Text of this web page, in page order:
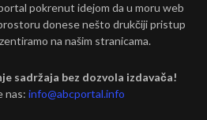
pokrenut idejom da u moru web
donese nešto drukčiji pristup
na našim stranicama.
sadržaja bez dozvola izdavača!
nas:info@abcportal.info